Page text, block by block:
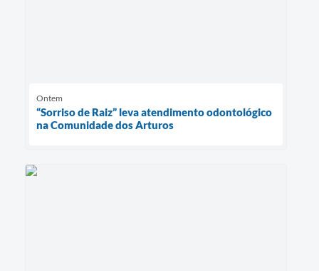
Ontem
“Sorriso de Raiz” leva atendimento odontológico
na Comunidade dos Arturos